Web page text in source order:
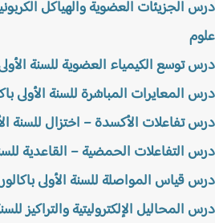
الجزيئات العضوية والهياكل الكربونية
توسع الكيمياء العضوية للسنة الأولى
المعايرات المباشرة للسنة الأولى
تفاعلات الأكسدة – اختزال للسنة
التفاعلات الحمضية – القاعدية للسنة
قياس المواصلة للسنة الأولى
المحاليل الإلكتروليتية والتراكيز للسنة